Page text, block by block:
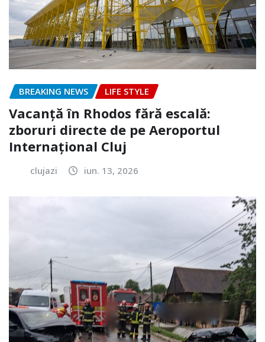
BREAKING NEWS LIFE STYLE
Vacanță în Rhodos fără escală:
zboruri directe de pe Aeroportul
Internațional Cluj
clujazi iun. 13, 2026